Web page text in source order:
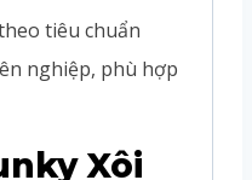
tiêu chuẩn
nghiệp, phù hợp
Xôi